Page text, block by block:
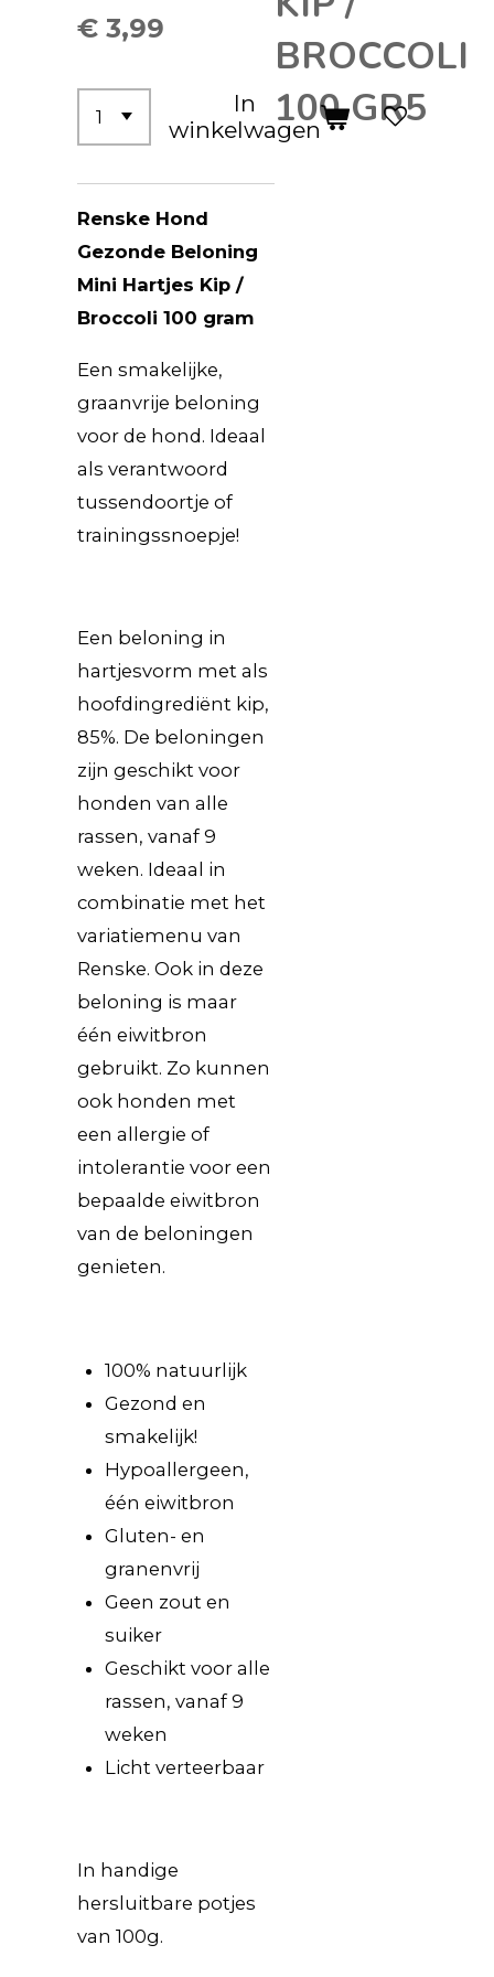
BROCCOLI
100 GR5
€ 3,99
In
winkelwagen
Renske Hond
Gezonde Beloning
Mini Hartjes Kip /
Broccoli 100 gram
Een smakelijke,
graanvrije beloning
voor de hond. Ideaal
als verantwoord
tussendoortje of
trainingssnoepje!
Een beloning in
hartjesvorm met als
hoofdingrediënt kip,
85%. De beloningen
zijn geschikt voor
honden van alle
rassen, vanaf 9
weken. Ideaal in
combinatie met het
variatiemenu van
Renske. Ook in deze
beloning is maar
één eiwitbron
gebruikt. Zo kunnen
ook honden met
een allergie of
intolerantie voor een
bepaalde eiwitbron
van de beloningen
genieten.
100% natuurlijk
Gezond en
smakelijk!
Hypoallergeen,
één eiwitbron
Gluten- en
granenvrij
Geen zout en
suiker
Geschikt voor alle
rassen, vanaf 9
weken
Licht verteerbaar
In handige
hersluitbare potjes
van 100g.